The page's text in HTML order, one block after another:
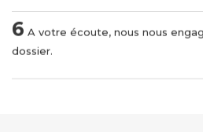
6 A votre écoute, nous nous
dossier.